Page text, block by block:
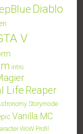
Diablo
V
intro
Life Reaper
Storymode
Vanilla MC
WoW Profil